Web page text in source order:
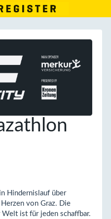
Hindernislauf über
von Graz. Die
ist für jeden schaffbar.